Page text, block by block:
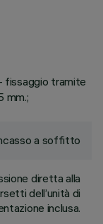
fissaggio tramite
mm.;
a soffitto
diretta alla
dell’unità di
inclusa.